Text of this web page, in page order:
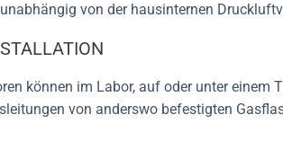
von der hausinternen
können im Labor, auf oder unter einem
von anderswo befestigten